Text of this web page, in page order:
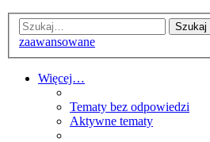
Szukaj
zaawansowane
Więcej…
Tematy bez odpowiedzi
Aktywne tematy